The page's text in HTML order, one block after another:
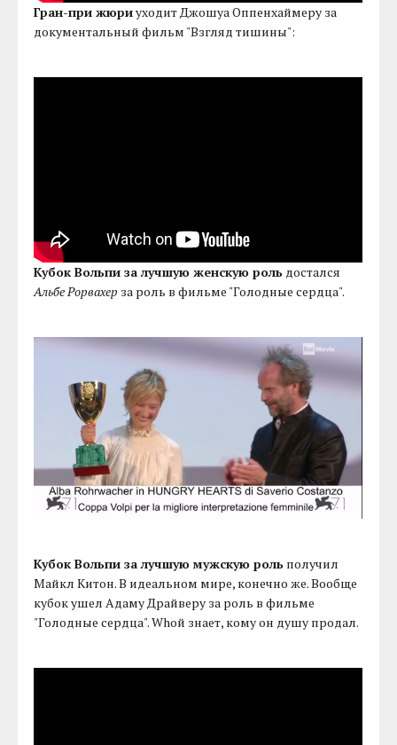
Гран-при жюриуходит Джошуа Оппенхаймеру за
документальный фильм "Взгляд тишины":
Кубок Вольпи за лучшую женскую роль достался
Альбе Рорвахер за роль в фильме "Голодные сердца".
Кубок Вольпи за лучшую мужскую роль получил
Майкл Китон. В идеальном мире, конечно же. Вообще
кубок ушел Адаму Драйверу за роль в фильме
"Голодные сердца". Whoй знает, кому он душу продал.